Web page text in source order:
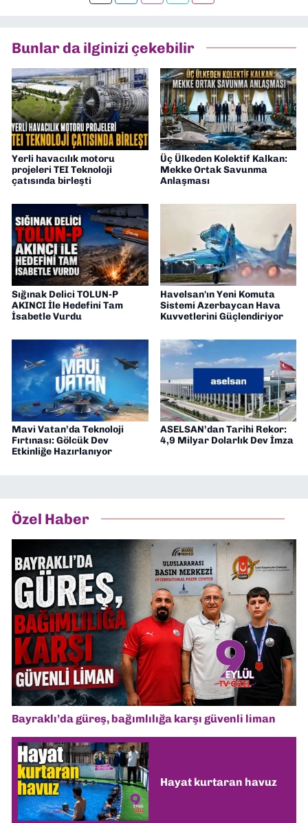
Dokuzeylul.com’da yazar olarak görev
İzmir’den teknoloji dünyasına dair
yorumlarımı paylaşıyorum. Takipte kalın!
🚀
Bunlar da ilginizi çekebilir
Yerli havacılık motoru
projeleri TEI Teknoloji
çatısında birleşti
Üç Ülkeden Kolektif Kalkan:
Mekke Ortak Savunma
Anlaşması
Sığınak Delici TOLUN-P
AKINCI İle Hedefini Tam
İsabetle Vurdu
Havelsan'ın Yeni Komuta
Sistemi Azerbaycan Hava
Kuvvetlerini Güçlendiriyor
Mavi Vatan’da Teknoloji
Fırtınası: Gölcük Dev
Etkinliğe Hazırlanıyor
ASELSAN’dan Tarihi Rekor:
4,9 Milyar Dolarlık Dev İmza
Özel Haber
Bayraklı’da güreş, bağımlılığa karşı güvenli liman
Hayat kurtaran havuz